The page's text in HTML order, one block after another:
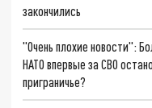
закончились
"Очень плохие новости":
НАТО впервые за СВО
приграничье?